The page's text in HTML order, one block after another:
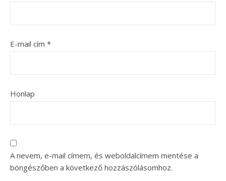
E-mail cím *
Honlap
A nevem, e-mail címem, és weboldalcímem mentése a
böngészőben a következő hozzászólásomhoz.